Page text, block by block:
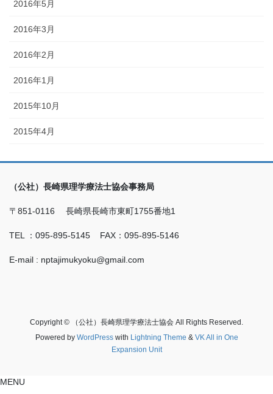
2016年5月
2016年3月
2016年2月
2016年1月
2015年10月
2015年4月
（公社）長崎県理学療法士協会事務局
〒851-0116 長崎県長崎市東町1755番地1
TEL ：095-895-5145 FAX：095-895-5146
E-mail : nptajimukyoku@gmail.com
Copyright © （公社）長崎県理学療法士協会 All Rights Reserved.
Powered by WordPresswith Lightning Theme & VK All in One
Expansion Unit
MENU